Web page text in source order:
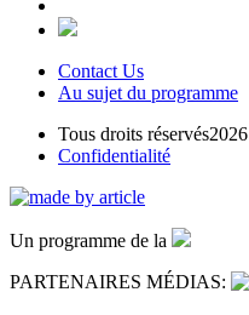
Contact Us
Au sujet du programme
Tous droits réservés2026
Confidentialité
Un programme de la
PARTENAIRES MÉDIAS: